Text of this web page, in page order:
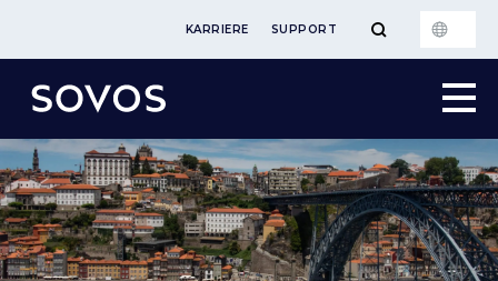
KARRIERE SUPPORT